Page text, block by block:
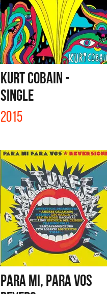
KURT COBAIN -
SINGLE
2015
PARA MI, PARA VOS